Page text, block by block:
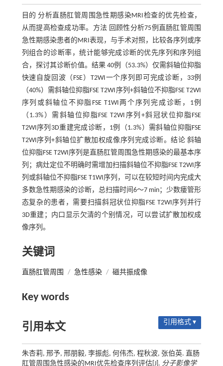
目的 分析直肠肛管周围急性期感染MRI检查的优先检查，
从而提高检查成功率。方法 回顾性分析75例直肠肛管周围
急性期感染患者的MRI表现，与手术对照，比较各序列或序
列组合的诊断率，统计能够完成诊断的优先序列和序列组
合，探讨其诊断价值。结果 40例（53.3%）仅需斜轴位抑脂
快速自旋回波（FSE）T2WI一个序列即可完成诊断，33例
（40%）需斜轴位抑脂FSE T2WI序列+斜轴位不抑脂FSE T2WI
序列或斜轴位不抑脂FSE T1WI两个序列完成诊断，1例
（1.3%）需斜轴位抑脂FSE T2WI序列+斜冠状位抑脂FSE
T2WI序列3D重建完成诊断，1例（1.3%）需斜轴位抑脂FSE
T2WI序列+斜轴位扩散加权成像序列完成诊断。结论 斜轴
位抑脂FSE T2WI序列是直肠肛管周围急性期感染的最基本序
列；病灶定位不明确时需增加扫描斜轴位不抑脂FSE T2WI序
列或斜轴位不抑脂FSE T1WI序列，可以在较短时间内完成大
多数急性期感染的诊断，总扫描时间6～7 min；少数瘘管形
态复杂的患者，需要扫描斜冠状位抑脂FSE T2WI序列并行
3D重建；内口显示欠清的个别情况，可以尝试扩散加权成
像序列。
关键词
直肠肛管周围 / 急性感染 / 磁共振成像
Key words
引用本文 引用格式 ▾
朱杏莉, 邢予, 邢朋毅, 李振彪, 何伟杰, 程秋波, 张伯英. 直肠
肛管周围急性感染的MRI优先检查序列评估[J]. 分子影像学